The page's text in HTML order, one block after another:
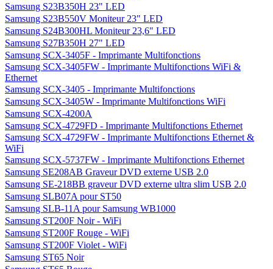
Samsung S23B350H 23" LED
Samsung S23B550V Moniteur 23" LED
Samsung S24B300HL Moniteur 23,6" LED
Samsung S27B350H 27" LED
Samsung SCX-3405F - Imprimante Multifonctions
Samsung SCX-3405FW - Imprimante Multifonctions WiFi &
Ethernet
Samsung SCX-3405 - Imprimante Multifonctions
Samsung SCX-3405W - Imprimante Multifonctions WiFi
Samsung SCX-4200A
Samsung SCX-4729FD - Imprimante Multifonctions Ethernet
Samsung SCX-4729FW - Imprimante Multifonctions Ethernet &
WiFi
Samsung SCX-5737FW - Imprimante Multifonctions Ethernet
Samsung SE208AB Graveur DVD externe USB 2.0
Samsung SE-218BB graveur DVD externe ultra slim USB 2.0
Samsung SLB07A pour ST50
Samsung SLB-11A pour Samsung WB1000
Samsung ST200F Noir - WiFi
Samsung ST200F Rouge - WiFi
Samsung ST200F Violet - WiFi
Samsung ST65 Noir